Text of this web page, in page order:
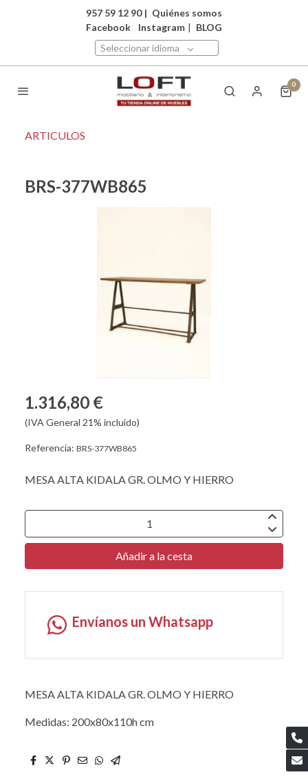
957 59 12 90 | Quiénes somos
Facebook
Instagram | BLOG
Seleccionar idioma
0
ARTICULOS
BRS-377WB865
1.316,80 €
(IVA General 21% incluido)
Referencia: BRS-377WB865
MESA ALTA KIDALA GR. OLMO Y HIERRO
Añadir a la cesta
Envíanos un Whatsapp
MESA ALTA KIDALA GR. OLMO Y HIERRO
Medidas: 200x80x110h cm